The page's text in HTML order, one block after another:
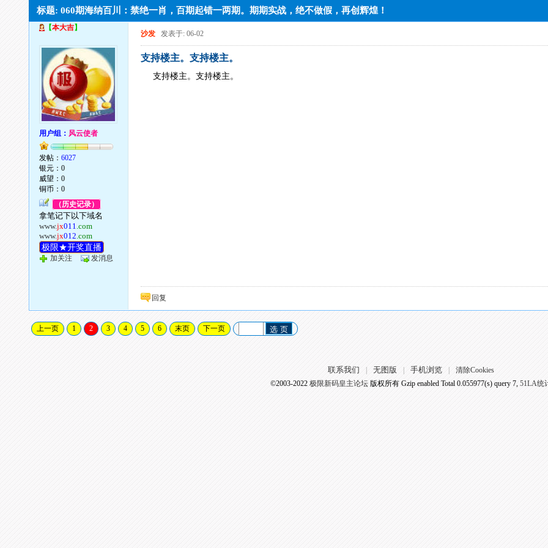
标题: 060期海纳百川：禁绝一肖，百期起错一两期。期期实战，绝不做假，再创辉煌！
【本大吉】
用户组： 风云使者
发帖：6027
银元：0
威望：0
铜币：0
（历史记录）
拿笔记下以下域名
www.jx011.com
www.jx012.com
极限★开奖直播
加关注 发消息
沙发 发表于: 06-02
支持楼主。支持楼主。
支持楼主。支持楼主。
回复
上一页 1 2 3 4 5 6 末页 下一页 选 页
联系我们 无图版 手机浏览
清除Cookies
©2003-2022 极限新码皇主论坛版权所有 Gzip enabled Total 0.055977(s) query 7, 51LA统